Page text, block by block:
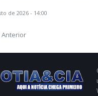
de 2026 - 14:00
Anterior